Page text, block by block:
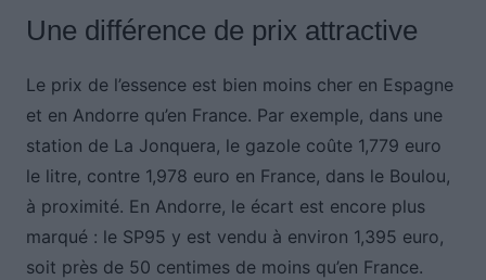
Une différence de prix attractive
Le prix de l’essence est bien moins cher en Espagne
et en Andorre qu’en France. Par exemple, dans une
station de La Jonquera, le gazole coûte 1,779 euro
le litre, contre 1,978 euro en France, dans le Boulou,
à proximité. En Andorre, le écart est encore plus
marqué : le SP95 y est vendu à environ 1,395 euro,
soit près de 50 centimes de moins qu’en France.